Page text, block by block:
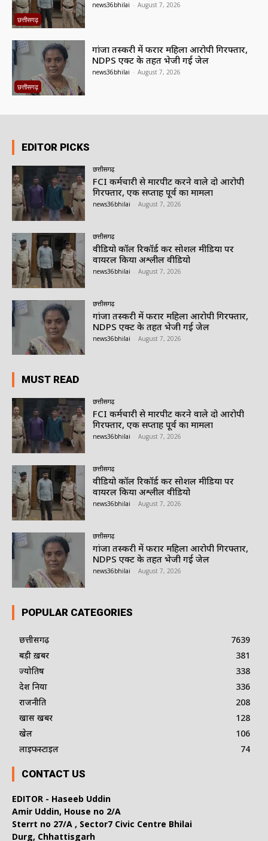
छत्तीसगढ़
news36bhilai - August 7, 2026
छत्तीसगढ़
गांजा तस्करी में फरार महिला आरोपी गिरफ्तार,
NDPS एक्ट के तहत भेजी गई जेल
news36bhilai - August 7, 2026
EDITOR PICKS
छत्तीसगढ़
FCI कर्मचारी से मारपीट करने वाले दो आरोपी
गिरफ्तार, एक सप्ताह पूर्व का मामला
news36bhilai August 7, 2026
छत्तीसगढ़
वीडियो कॉल रिकॉर्ड कर सोशल मीडिया पर
वायरल किया अश्लील वीडियो
news36bhilai August 7, 2026
छत्तीसगढ़
गांजा तस्करी में फरार महिला आरोपी गिरफ्तार,
NDPS एक्ट के तहत भेजी गई जेल
news36bhilai August 7, 2026
MUST READ
छत्तीसगढ़
FCI कर्मचारी से मारपीट करने वाले दो आरोपी
गिरफ्तार, एक सप्ताह पूर्व का मामला
news36bhilai August 7, 2026
छत्तीसगढ़
वीडियो कॉल रिकॉर्ड कर सोशल मीडिया पर
वायरल किया अश्लील वीडियो
news36bhilai August 7, 2026
छत्तीसगढ़
गांजा तस्करी में फरार महिला आरोपी गिरफ्तार,
NDPS एक्ट के तहत भेजी गई जेल
news36bhilai August 7, 2026
POPULAR CATEGORIES
छत्तीसगढ़
7639
बड़ी ख़बर
381
ज्योतिष
338
देश दुनिया
336
राजनीति
208
खास खबर
128
खेल
106
लाइफस्टाइल
74
CONTACT US
EDITOR - Haseeb Uddin
Amir Uddin, House no 2/A
Sterrt no 27/A , Sector7 Civic Centre Bhilai
Durg, Chhattisgarh